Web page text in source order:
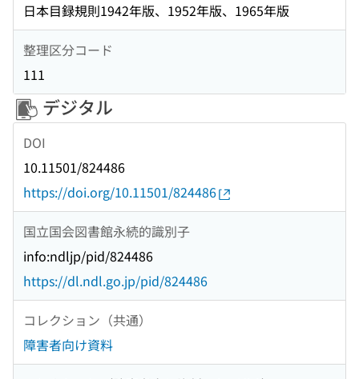
日本目録規則1942年版、1952年版、1965年版
整理区分コード
111
デジタル
DOI
10.11501/824486
https://doi.org/10.11501/824486
国立国会図書館永続的識別子
info:ndljp/pid/824486
https://dl.ndl.go.jp/pid/824486
コレクション（共通）
障害者向け資料